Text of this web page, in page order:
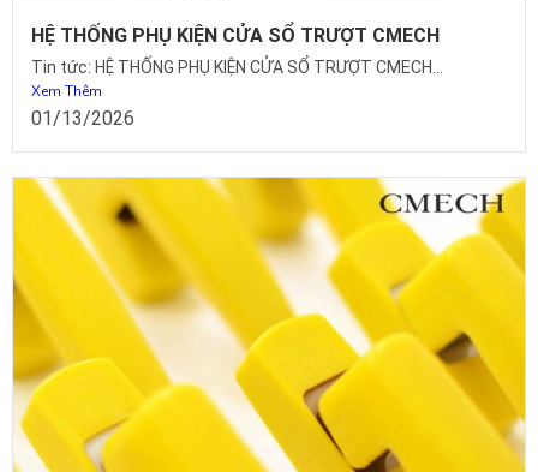
HỆ THỐNG PHỤ KIỆN CỬA SỔ TRƯỢT CMECH
Tin tức: HỆ THỐNG PHỤ KIỆN CỬA SỔ TRƯỢT CMECH...
Xem Thêm
01/13/2026